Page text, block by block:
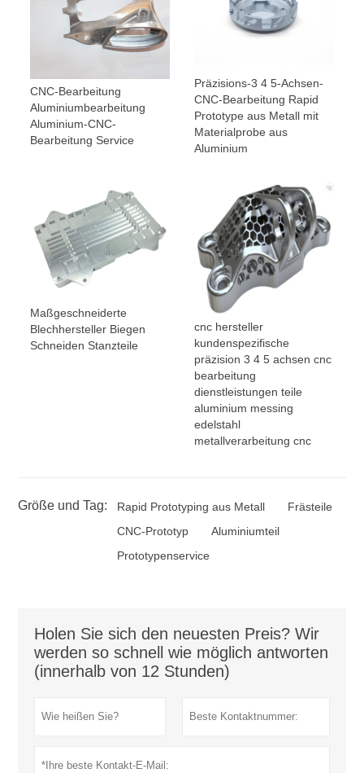
CNC-Bearbeitung
Aluminiumbearbeitung
Aluminium-CNC-
Bearbeitung Service
Präzisions-3 4 5-Achsen-
CNC-Bearbeitung Rapid
Prototype aus Metall mit
Materialprobe aus
Aluminium
Maßgeschneiderte
Blechhersteller Biegen
Schneiden Stanzteile
cnc hersteller
kundenspezifische
präzision 3 4 5 achsen cnc
bearbeitung
dienstleistungen teile
aluminium messing
edelstahl
metallverarbeitung cnc
Größe und Tag: Rapid Prototyping aus Metall
Frästeile
CNC-Prototyp
Aluminiumteil
Prototypenservice
Holen Sie sich den neuesten Preis? Wir
werden so schnell wie möglich antworten
(innerhalb von 12 Stunden)